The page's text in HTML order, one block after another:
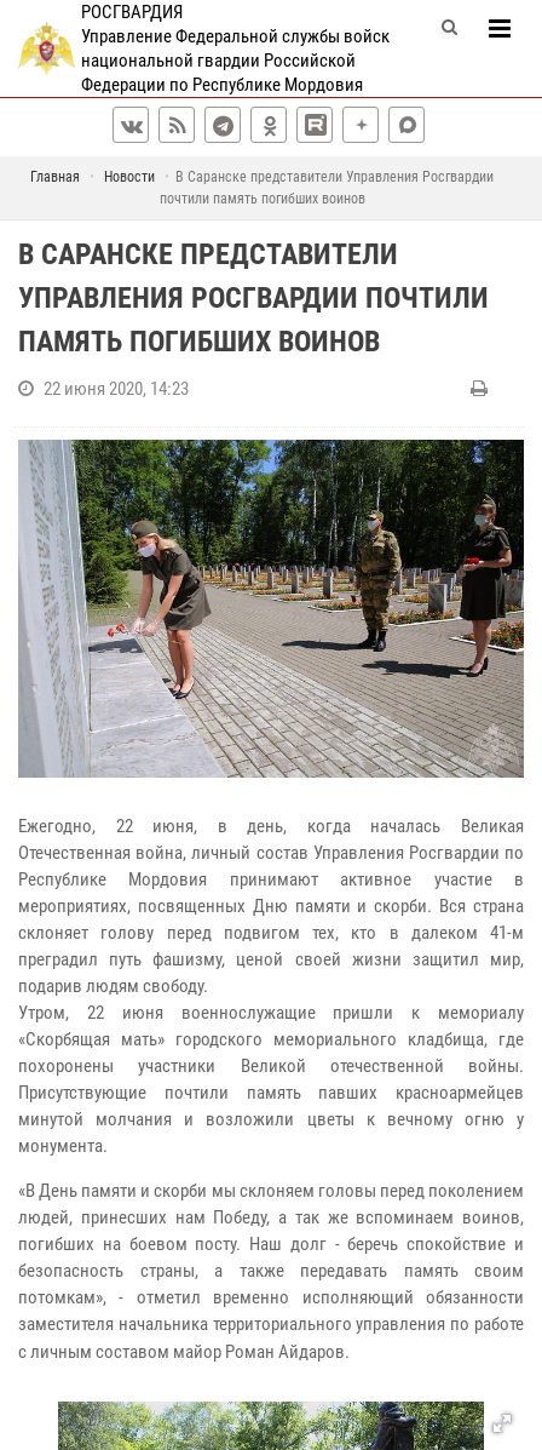
РОСГВАРДИЯ
Управление Федеральной службы войск
национальной гвардии Российской
Федерации по Республике Мордовия
Главная Новости
В Саранске представители Управления Росгвардии
почтили память погибших воинов
В САРАНСКЕ ПРЕДСТАВИТЕЛИ
УПРАВЛЕНИЯ РОСГВАРДИИ ПОЧТИЛИ
ПАМЯТЬ ПОГИБШИХ ВОИНОВ
22 июня 2020, 14:23
Ежегодно, 22 июня, в день, когда началась Великая
Отечественная война, личный состав Управления Росгвардии по
Республике Мордовия принимают активное участие в
мероприятиях, посвященных Дню памяти и скорби. Вся страна
склоняет голову перед подвигом тех, кто в далеком 41-м
преградил путь фашизму, ценой своей жизни защитил мир,
подарив людям свободу.
Утром, 22 июня военнослужащие пришли к мемориалу
«Скорбящая мать» городского мемориального кладбища, где
похоронены участники Великой отечественной войны.
Присутствующие почтили память павших красноармейцев
минутой молчания и возложили цветы к вечному огню у
монумента.
«В День памяти и скорби мы склоняем головы перед поколением
людей, принесших нам Победу, а так же вспоминаем воинов,
погибших на боевом посту. Наш долг - беречь спокойствие и
безопасность страны, а также передавать память своим
потомкам», - отметил временно исполняющий обязанности
заместителя начальника территориального управления по работе
с личным составом майор Роман Айдаров.